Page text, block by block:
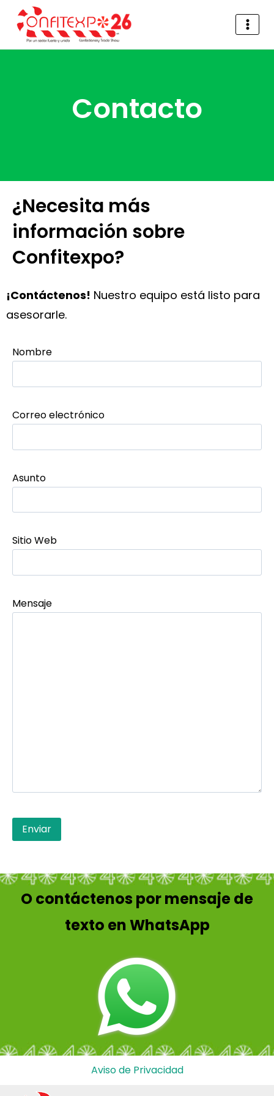
Contacto
¿Necesita más
información sobre
Confitexpo?
¡Contáctenos! Nuestro equipo está listo para
asesorarle.
Nombre
Correo electrónico
Asunto
Sitio Web
Mensaje
O contáctenos por mensaje de
texto en WhatsApp
Aviso de Privacidad